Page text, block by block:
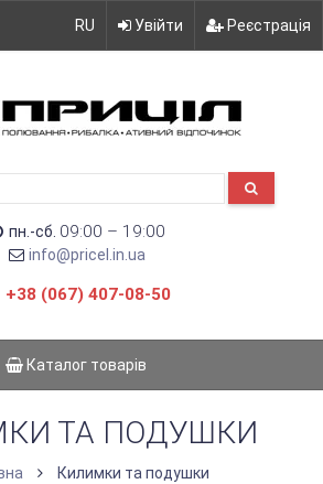
RU Увійти Реєстрація
пн.-сб. 09:00 – 19:00
info@pricel.in.ua
+38 (067) 407-08-50
Каталог товарів
ТА ПОДУШКИ
Килимки та подушки